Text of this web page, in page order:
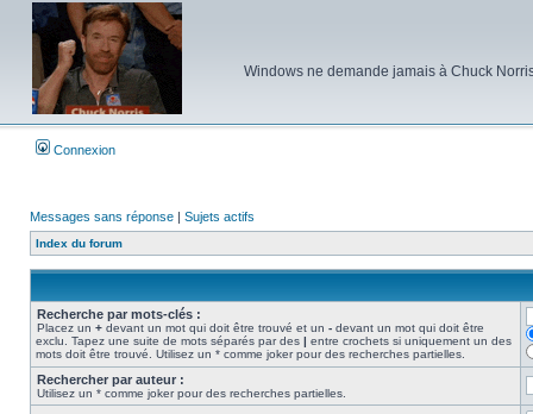
Windows ne demande jamais à Chuck
Connexion
Messages sans réponse | Sujets actifs
Index du forum
Recherche par mots-clés :
Placez un + devant un mot qui doit être trouvé et un - devant un mot qui doit être
exclu. Tapez une suite de mots séparés par des | entre crochets si uniquement un des
mots doit être trouvé. Utilisez un * comme joker pour des recherches partielles.
Rechercher par auteur :
Utilisez un * comme joker pour des recherches partielles.